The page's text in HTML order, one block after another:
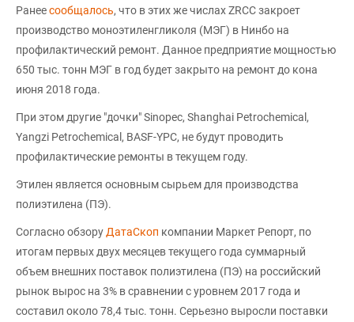
Ранеесообщалось, что в этих же числах ZRCC закроет
производство моноэтиленгликоля (МЭГ) в Нинбо на
профилактический ремонт. Данное предприятие мощностью
650 тыс. тонн МЭГ в год будет закрыто на ремонт до кона
июня 2018 года.
При этом другие "дочки" Sinopec, Shanghai Petrochemical,
Yangzi Petrochemical, BASF-YPC, не будут проводить
профилактические ремонты в текущем году.
Этилен является основным сырьем для производства
полиэтилена (ПЭ).
Согласно обзору ДатаСкоп компании Маркет Репорт, по
итогам первых двух месяцев текущего года суммарный
объем внешних поставок полиэтилена (ПЭ) на российский
рынок вырос на 3% в сравнении с уровнем 2017 года и
составил около 78,4 тыс. тонн. Серьезно выросли поставки